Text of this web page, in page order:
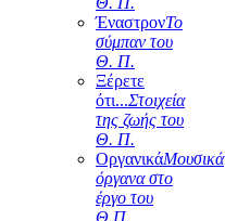
ΈναστρονΤο
σύμπαν του
Θ. Π.
Ξέρετε
ότι...Στοιχεία
της ζωής του
Θ. Π.
ΟργανικάΜουσικά
όργανα στο
έργο του